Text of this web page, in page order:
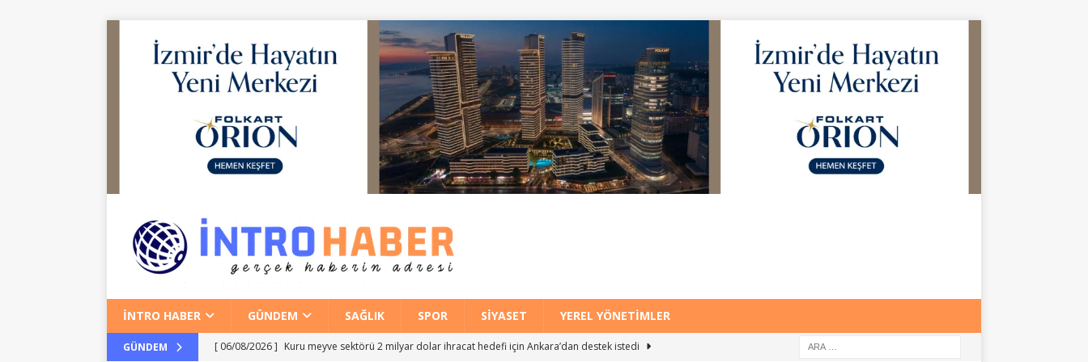
İNTRO HABER GÜNDEM SAĞLIK SPOR SIYASET YEREL YÖNETIMLER
GÜNDEM [ 06/08/2026 ] Kuru meyve sektörü 2 milyar dolar ihracat hedefi için Ankara’dan destek istedi